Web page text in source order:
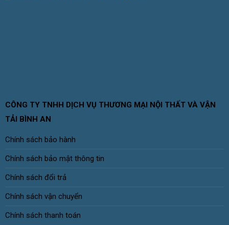
CÔNG TY TNHH DỊCH VỤ THƯƠNG MẠI NỘI THẤT VÀ VẬN
TẢI BÌNH AN
Chính sách bảo hành
Chính sách bảo mật thông tin
Chính sách đổi trả
Chính sách vận chuyển
Chính sách thanh toán